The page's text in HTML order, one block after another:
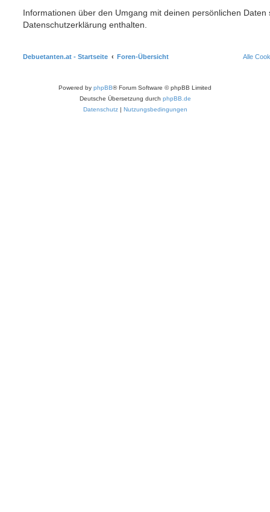
Informationen über den Umgang mit deinen persönlichen Daten
Datenschutzerklärung enthalten.
Debuetanten.at - Startseite Foren-Übersicht Alle
Powered by phpBB® Forum Software © phpBB Limited
Deutsche Übersetzung durch phpBB.de
Datenschutz| Nutzungsbedingungen